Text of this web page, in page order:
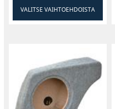
VALITSE VAIHTOEHDOISTA